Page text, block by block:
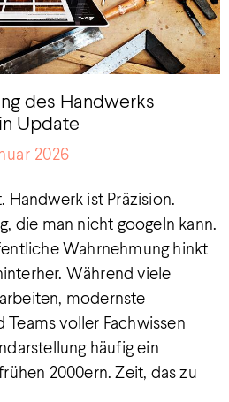
des Handwerks
Update
2026
Handwerk ist Präzision.
die man nicht googeln kann.
Wahrnehmung hinkt
Während viele
modernste
Teams voller Fachwissen
häufig ein
2000ern. Zeit, das zu